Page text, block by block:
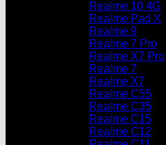
Realme 10 4G
Realme Pad X
Realme 9
Realme 7 Pro
Realme X7 Pro
Realme 7
Realme X7
Realme C55
Realme C35
Realme C15
Realme C12